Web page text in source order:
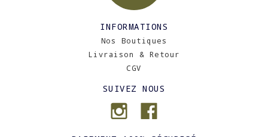
INFORMATIONS
Nos Boutiques
Livraison & Retour
CGV
SUIVEZ NOUS